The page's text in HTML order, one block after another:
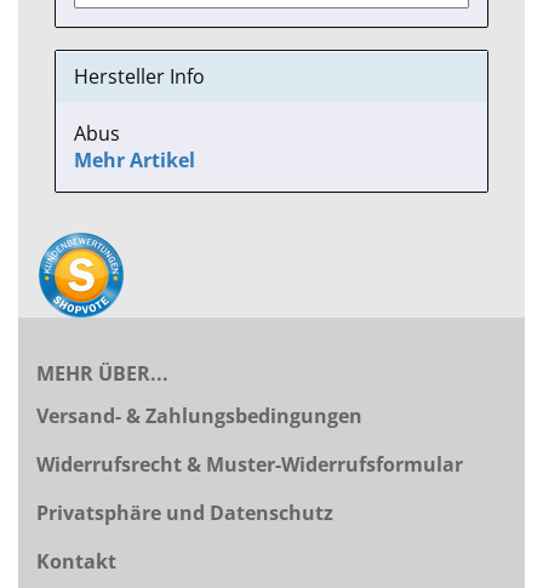
Hersteller Info
Abus
Mehr Artikel
MEHR ÜBER...
Versand- & Zahlungsbedingungen
Widerrufsrecht & Muster-Widerrufsformular
Privatsphäre und Datenschutz
Kontakt